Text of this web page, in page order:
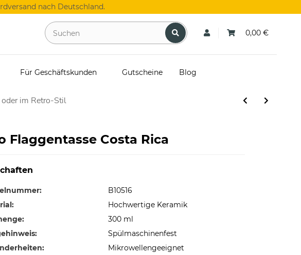
nach Deutschland.
0,00 €
Für Geschäftskunden Gutscheine Blog
im Retro-Stil
Flaggentasse Costa Rica
B10516
Hochwertige Keramik
300 ml
Spülmaschinenfest
Mikrowellengeeignet